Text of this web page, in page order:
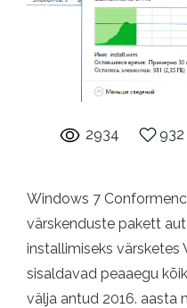
2934 932
Windows 7
värskenduste pakett
installimiseks värsketes
sisaldavad peaaegu
välja antud 2016. aasta